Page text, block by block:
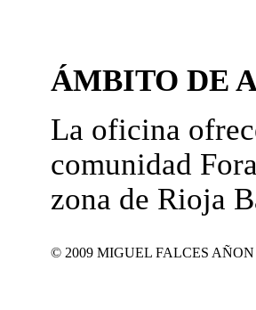
ÁMBITO DE
La oficina
comunidad
zona de Rioja
© 2009 MIGUEL FALCES AÑON -